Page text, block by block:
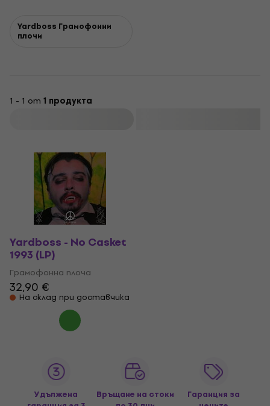
Yardboss Грамофонни
плочи
1 - 1 от 1 продукта
Yardboss - No Casket
1993 (LP)
Грамофонна плоча
32,90 €
На склад при доставчика
Удължена
Връщане на стоки
Гаранция за